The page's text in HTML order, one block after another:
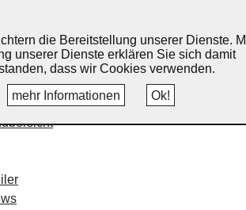
die Bereitstellung unserer Dienste.
unserer Dienste erklären Sie sich damit
dass wir Cookies verwenden.
mehr Informationen
Ok!